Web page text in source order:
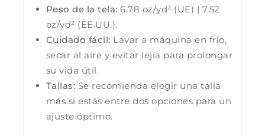
Peso de la tela: 6.78 oz/yd² (UE) | 7.52
oz/yd² (EE.UU.).
Cuidado fácil: Lavar a máquina en frío,
secar al aire y evitar lejía para prolongar
su vida útil.
Tallas: Se recomienda elegir una talla
más si estás entre dos opciones para un
ajuste óptimo.